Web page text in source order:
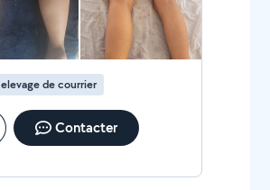
de courrier
Contacter